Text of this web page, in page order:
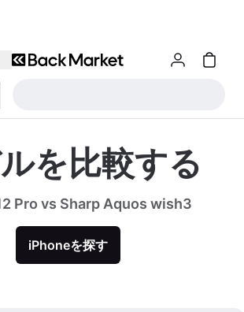
を比較する
Pro vs Sharp Aquos wish3
iPhoneを探す